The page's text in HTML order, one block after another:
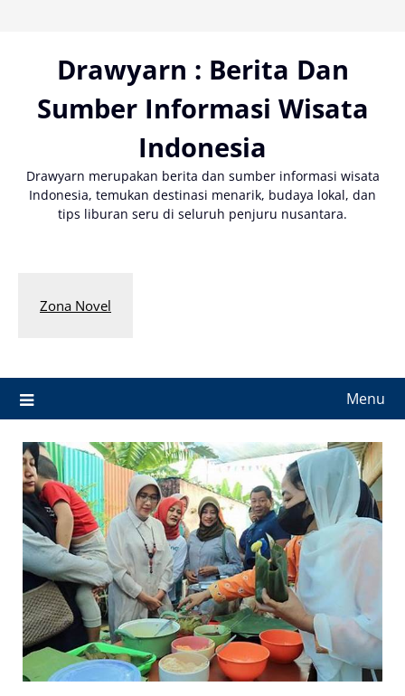
Drawyarn : Berita Dan
Sumber Informasi Wisata
Indonesia
Drawyarn merupakan berita dan sumber informasi wisata
Indonesia, temukan destinasi menarik, budaya lokal, dan
tips liburan seru di seluruh penjuru nusantara.
Zona Novel
Menu